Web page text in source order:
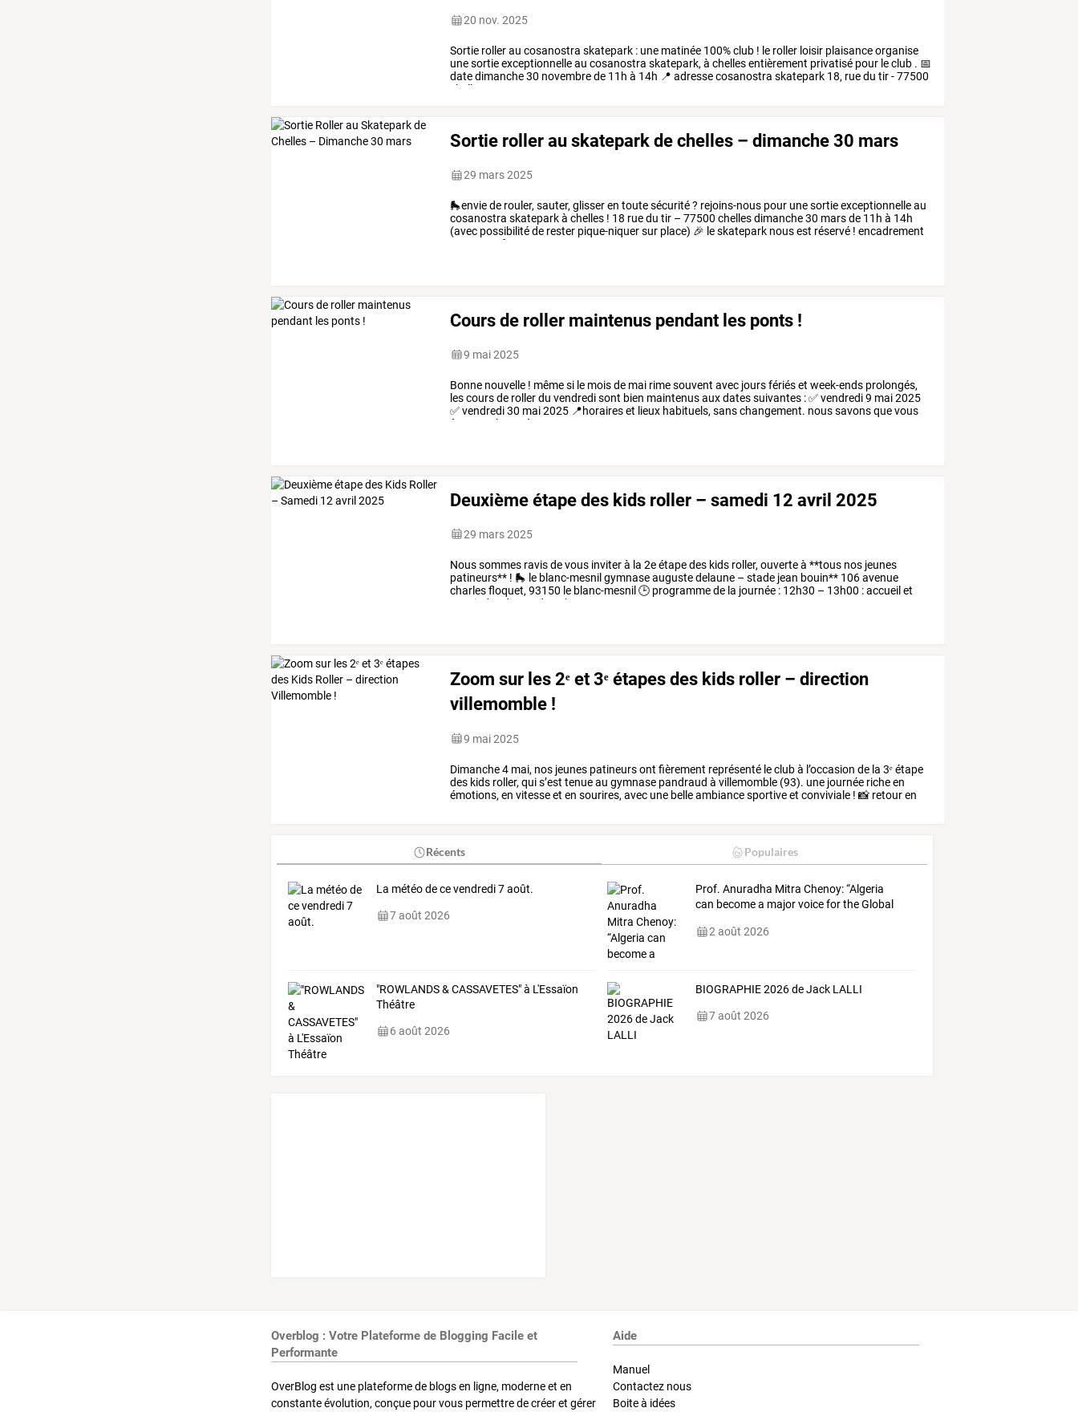
20 nov. 2025
Sortie rollerau cosanostra skatepark : une matinée 100%club ! le roller loisir plaisanceorganise
unesortieexceptionnelleau cosanostra skatepark,à chellesentièrement privatisé pour leclub . 📅
datedimanche30 novembrede 11h à 14h 📍 adressecosanostra skatepark 18, ruedu tir-77500
chelles
Sortie roller au skatepark de chelles – dimanche 30 mars
29 mars 2025
🛼enviede rouler, sauter, glisseren toutesécurité? rejoins-nous pour unesortieexceptionnelleau
cosanostra skateparkà chelles ! 18 ruedu tir – 77500 chellesdimanche30 marsde 11h à 14h
(avec possibilitéde rester pique-niquersur place) 🎉 leskatepark nousest réservé ! encadrement
prof
Cours de roller maintenus pendant les ponts !
9 mai 2025
Bonne nouvelle ! mêmesi le moisde mai rimesouvent avec joursfériéset week-ends prolongés,
lescoursde rollerdu vendredisont bien maintenusauxdatessuivantes :✅vendredi9 mai2025
✅vendredi30 mai2025 📍horaireset lieux habituels, sanschangement. noussavonsquevous
êtes
nombreux à
Deuxième étape des kids roller – samedi 12 avril 2025
29 mars 2025
Noussommes ravisdevous inviterà la 2eétapedes kids roller, ouverteà **tous nos jeunes
patineurs** ! 🛼 le blanc-mesnil gymnaseaugustedelaune – stade jean bouin** 106avenue
charlesfloquet, 93150 le blanc-mesnil 🕒 programmede la journée : 12h30 – 13h00 :accueil et
retrait
des dossards 13h15
Zoom sur les 2ᵉ et 3ᵉ étapes des kids roller – direction
villemomble !
9 mai 2025
Dimanche4 mai, nos jeunes patineursont fièrement représenté leclubà l’occasion de la 3ᵉétape
des kids roller, quis’est tenueau gymnase pandraud à villemomble (93). une journée richeen
émotions, en vitesseet en sourires, avec une belleambiancesportiveet conviviale ! 📸 retouren
Récents Populaires
La météo de ce vendredi 7 août.
7 août 2026
Prof. Anuradha Mitra Chenoy: “Algeria
can become a major voice for the Global
2 août 2026
"ROWLANDS & CASSAVETES" à L'Essaïon
Théâtre
6 août 2026
BIOGRAPHIE 2026 de Jack LALLI
7 août 2026
Overblog : Votre Plateforme de Blogging Facile et
Performante
OverBlog est une plateforme de blogs en ligne, moderne et en
constante évolution, conçue pour vous permettre de créer et gérer
Aide
Manuel
Contactez nous
Boite à idées